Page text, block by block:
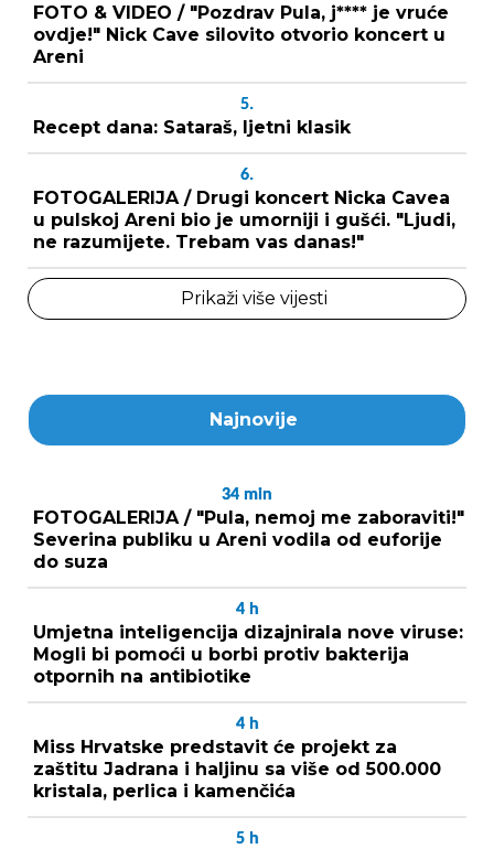
FOTO & VIDEO / "Pozdrav Pula, j**** je vruće
ovdje!" Nick Cave silovito otvorio koncert u
Areni
5.
Recept dana: Sataraš, ljetni klasik
6.
FOTOGALERIJA / Drugi koncert Nicka Cavea
u pulskoj Areni bio je umorniji i gušći. "Ljudi,
ne razumijete. Trebam vas danas!"
Prikaži više vijesti
Najnovije
34 min
FOTOGALERIJA / "Pula, nemoj me zaboraviti!"
Severina publiku u Areni vodila od euforije
do suza
4 h
Umjetna inteligencija dizajnirala nove viruse:
Mogli bi pomoći u borbi protiv bakterija
otpornih na antibiotike
4 h
Miss Hrvatske predstavit će projekt za
zaštitu Jadrana i haljinu sa više od 500.000
kristala, perlica i kamenčića
5 h